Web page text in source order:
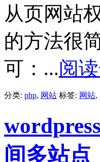
从页网站
的方法很
可：...阅
分类: php, 网站 标签: 网站,
间多站点